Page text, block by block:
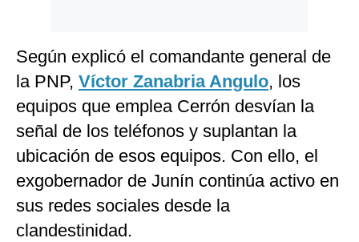
Según explicó el comandante general de
la PNP, Víctor Zanabria Angulo, los
equipos que emplea Cerrón desvían la
señal de los teléfonos y suplantan la
ubicación de esos equipos. Con ello, el
exgobernador de Junín continúa activo en
sus redes sociales desde la
clandestinidad.